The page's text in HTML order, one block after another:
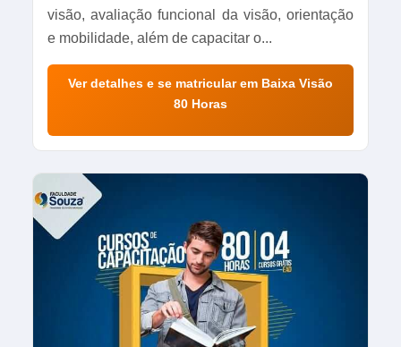
visão, avaliação funcional da visão, orientação
e mobilidade, além de capacitar o...
Ver detalhes e se matricular em Baixa Visão
80 Horas